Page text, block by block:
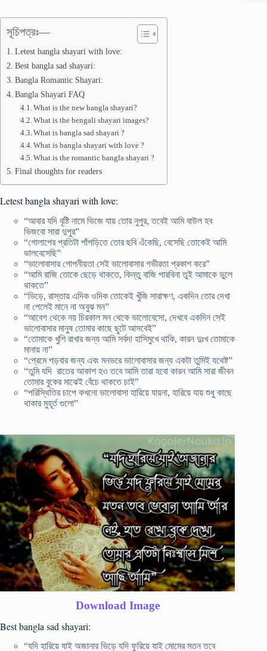
সূচিপত্রঃ—
Letest bangla shayari with love:
Best bangla sad shayari:
Bangla Romantic Shayari:
Bangla Shayari FAQ
What is the new bangla shayari?
What is the bengali shayari images?
What is bangla sad shayari ?
What is bangla shayari with love ?
What is the romantic bangla shayari ?
Final thoughts for readers
Letest bangla shayari with love:
“আবার যদি বৃষ্টি নামে ভিজে যায় তোর নুপুর, তবেই আমি বাউল হব
ভিজবো সারা দুপুর”
“গোলাপের প্রতিটা পাঁপড়িতে তোর ছবি এঁকেছি, বেসেছি তোকেই আমি
ভালবেসেছি”
“ভালোবাসার গোপনীয়তা সেই ভালোবাসার গভীরতা প্রকাশ করে”
“আমি রাজি তোকে ছেড়ে থাকতে, কিন্তু বাজি পারবিনা তুই আমাকে ভুলে
থাকতে”
“ভিড়ে, রাস্তায় এদিক ওদিক তোকেই খুঁজি সারাক্ষণ, একদিন তোর দেখা
না পেলেই মানে না অবুঝ মন”
“আবেগ থেকে নয় চিরকাল মন থেকে ভালোবেসো, দেখবে একদিন সেই
ভালোবাসার মানুষ তোমার কাছে ছুটে আসবেই”
“তোমাকে খুশি রাখার জন্য আমি সর্বদা হাসিমুখে থাকি, কারন দুঃখ তোমাকে
মানায় না”
“প্রেমে পড়বার জন্য এবং মনভরে ভালোবাসার জন্য একটা তুমিই যথেষ্ট”
“তুমি যদি রাতের আকাশ হও তবে আমি তারা হবো কারন আমি সারা জীবন
তোমার বুকের মাঝেই বেঁচে থাকতে চাই”
“পরিস্থিতির চাপে কখনো ভালোবাসা হারিয়ে যায়না, হারিয়ে যায় শুধু কাছে
থাকার মুহূর্ত গুলো”
Download Image
Best bangla sad shayari:
“যদি হারিয়ে যাই অজানার ভিড়ে যদি ফুরিয়ে যাই মোমের মতন তবে